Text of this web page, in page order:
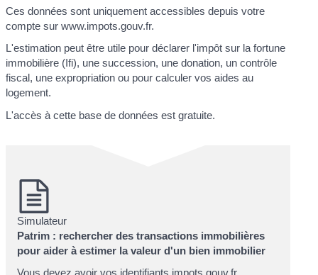
Ces données sont uniquement accessibles depuis votre
compte sur www.impots.gouv.fr.
L'estimation peut être utile pour déclarer l'impôt sur la fortune
immobilière (Ifi), une succession, une donation, un contrôle
fiscal, une expropriation ou pour calculer vos aides au
logement.
L'accès à cette base de données est gratuite.
Simulateur
Patrim : rechercher des transactions immobilières
pour aider à estimer la valeur d'un bien immobilier